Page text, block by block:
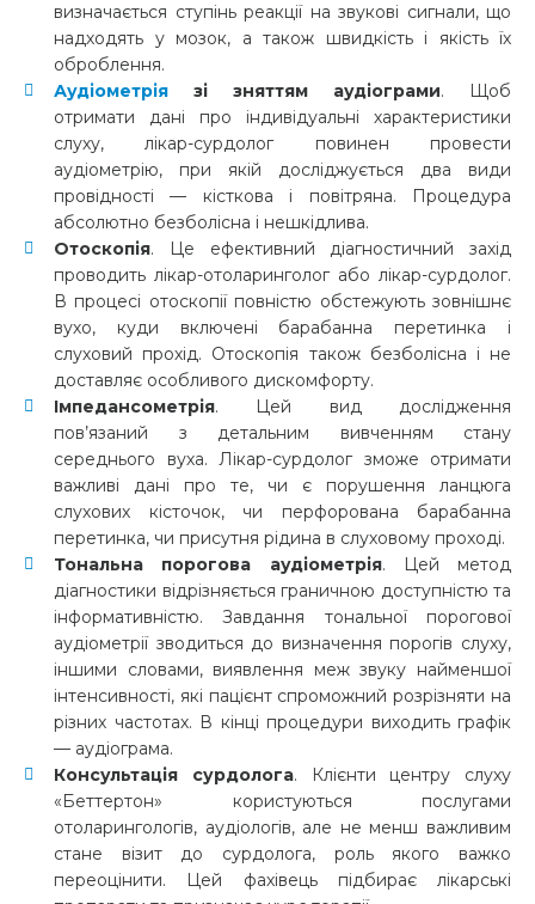
визначається ступінь реакції на звукові сигнали, що
надходять у мозок, а також швидкість і якість їх
оброблення.
Аудіометрія зі зняттям аудіограми. Щоб
отримати дані про індивідуальні характеристики
слуху, лікар-сурдолог повинен провести
аудіометрію, при якій досліджується два види
провідності — кісткова і повітряна. Процедура
абсолютно безболісна і нешкідлива.
Отоскопія. Це ефективний діагностичний захід
проводить лікар-отоларинголог або лікар-сурдолог.
В процесі отоскопії повністю обстежують зовнішнє
вухо, куди включені барабанна перетинка і
слуховий прохід. Отоскопія також безболісна і не
доставляє особливого дискомфорту.
Імпедансометрія. Цей вид дослідження
пов’язаний з детальним вивченням стану
середнього вуха. Лікар-сурдолог зможе отримати
важливі дані про те, чи є порушення ланцюга
слухових кісточок, чи перфорована барабанна
перетинка, чи присутня рідина в слуховому проході.
Тональна порогова аудіометрія. Цей метод
діагностики відрізняється граничною доступністю та
інформативністю. Завдання тональної порогової
аудіометрії зводиться до визначення порогів слуху,
іншими словами, виявлення меж звуку найменшої
інтенсивності, які пацієнт спроможний розрізняти на
різних частотах. В кінці процедури виходить графік
— аудіограма.
Консультація сурдолога. Клієнти центру слуху
«Беттертон» користуються послугами
отоларингологів, аудіологів, але не менш важливим
стане візит до сурдолога, роль якого важко
переоцінити. Цей фахівець підбирає лікарські